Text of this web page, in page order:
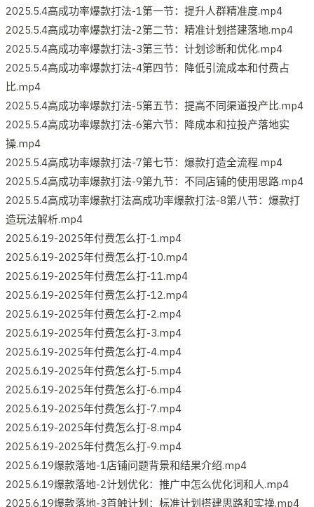
2025.5.4高成功率爆款打法-1第一节：提升人群精准度.mp4
2025.5.4高成功率爆款打法-2第二节：精准计划搭建落地.mp4
2025.5.4高成功率爆款打法-3第三节：计划诊断和优化.mp4
2025.5.4高成功率爆款打法-4第四节：降低引流成本和付费占
比.mp4
2025.5.4高成功率爆款打法-5第五节：提高不同渠道投产比.mp4
2025.5.4高成功率爆款打法-6第六节：降成本和拉投产落地实
操.mp4
2025.5.4高成功率爆款打法-7第七节：爆款打造全流程.mp4
2025.5.4高成功率爆款打法-9第九节：不同店铺的使用思路.mp4
2025.5.4高成功率爆款打法高成功率爆款打法-8第八节：爆款打
造玩法解析.mp4
2025.6.19-2025年付费怎么打-1.mp4
2025.6.19-2025年付费怎么打-10.mp4
2025.6.19-2025年付费怎么打-11.mp4
2025.6.19-2025年付费怎么打-12.mp4
2025.6.19-2025年付费怎么打-2.mp4
2025.6.19-2025年付费怎么打-3.mp4
2025.6.19-2025年付费怎么打-4.mp4
2025.6.19-2025年付费怎么打-5.mp4
2025.6.19-2025年付费怎么打-6.mp4
2025.6.19-2025年付费怎么打-7.mp4
2025.6.19-2025年付费怎么打-8.mp4
2025.6.19-2025年付费怎么打-9.mp4
2025.6.19爆款落地-1店铺问题背景和结果介绍.mp4
2025.6.19爆款落地-2计划优化：推广中怎么优化词和人.mp4
2025.6.19爆款落地-3首触计划：标准计划搭建思路和实操.mp4